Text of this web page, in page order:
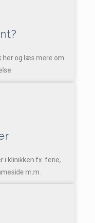
her og læs mere om
i klinikken fx. ferie,
m.m.